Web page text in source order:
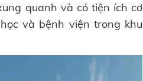
quanh và có tiện ích cơ
và bệnh viện trong khu